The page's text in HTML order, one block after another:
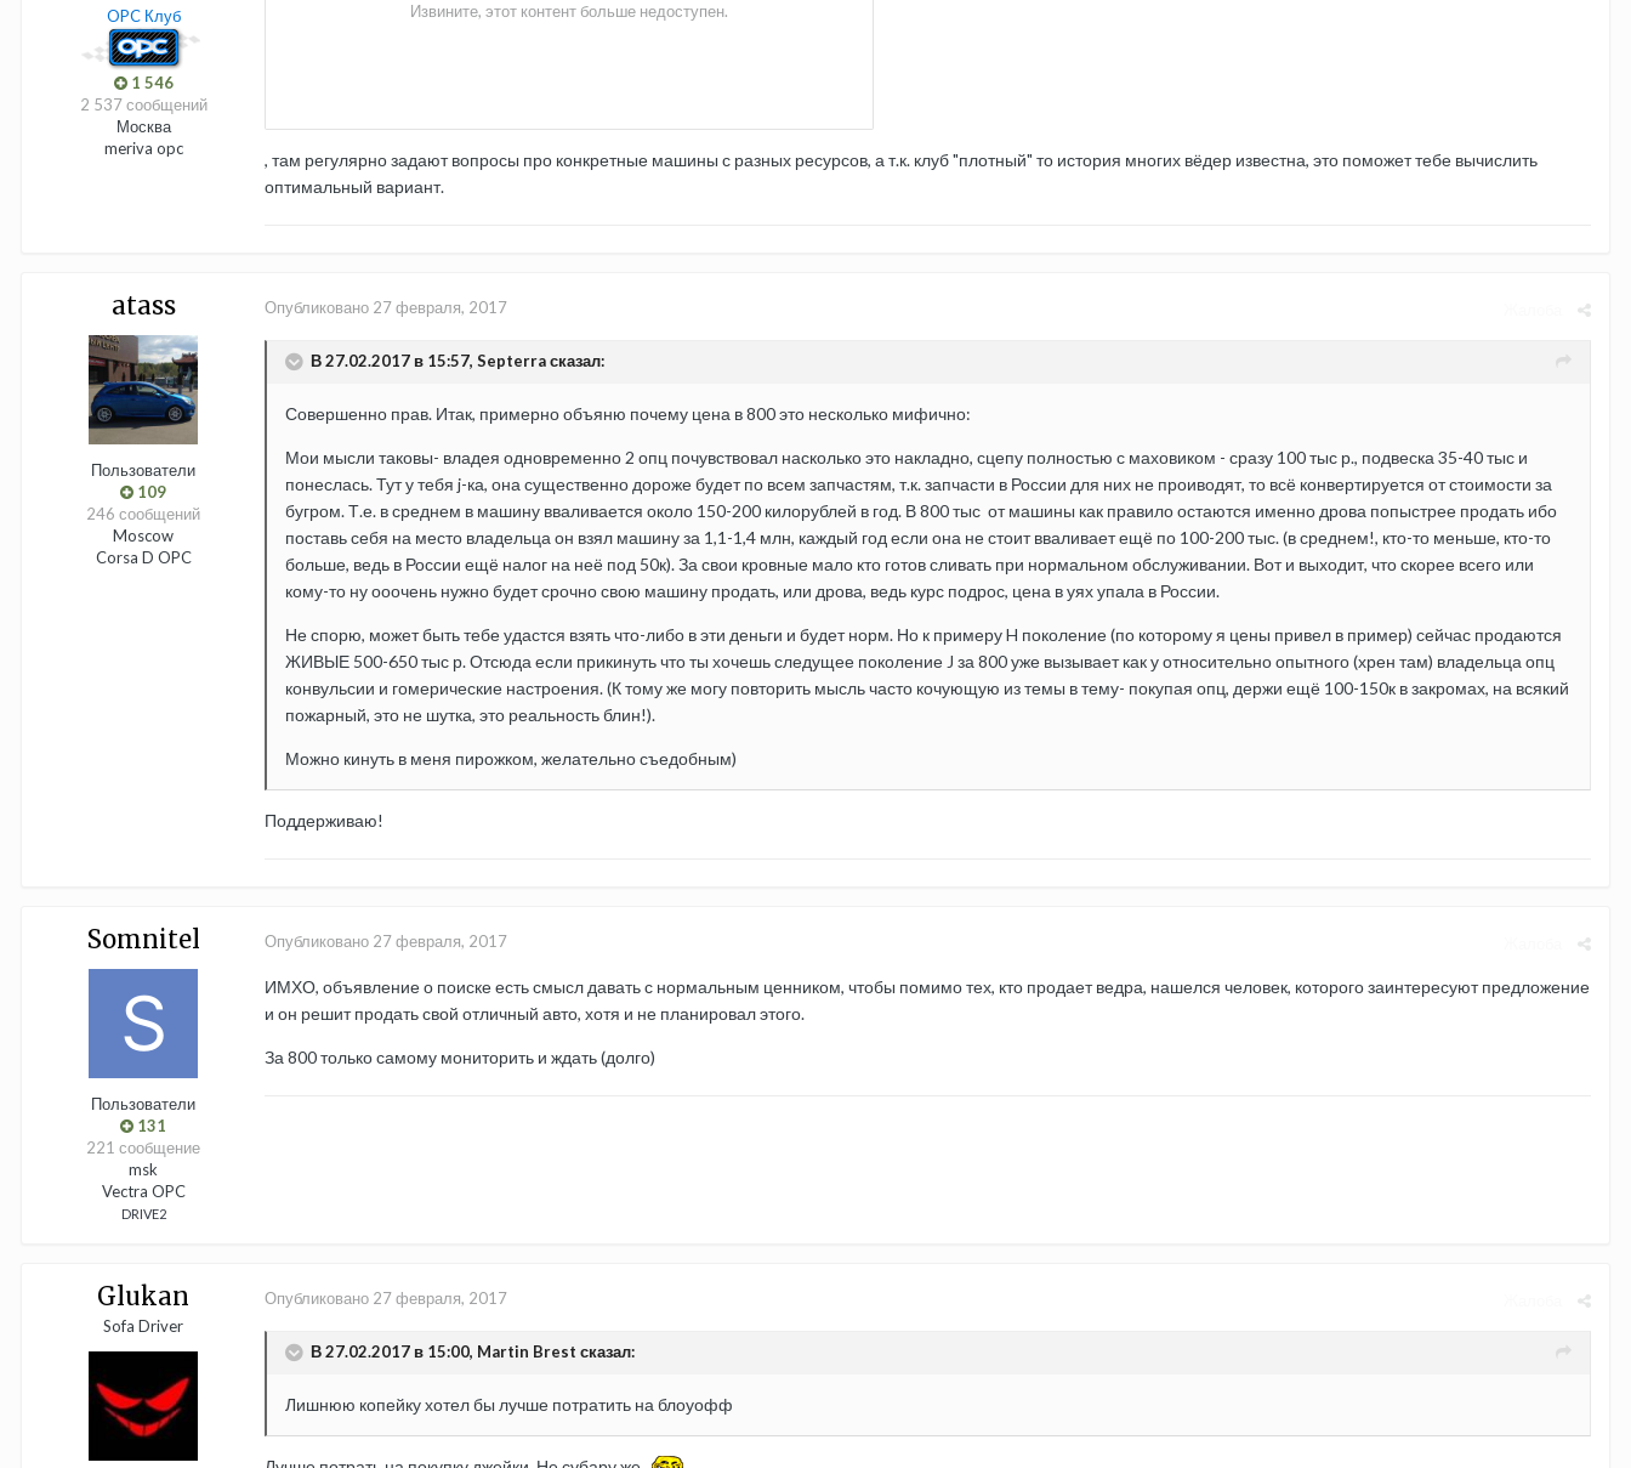
OPC Клуб
1 546
2 537 сообщений
Москва
meriva opc
, там регулярно задают вопросы про конкретные машины с разных ресурсов, а т.к. клуб "плотный" то история многих вёдер известна, это поможет тебе вычислить
оптимальный вариант.
atass
Пользователи
109
246 сообщений
Moscow
Corsa D OPC
Опубликовано 27 февраля, 2017
В 27.02.2017 в 15:57, Septerra сказал:
Совершенно прав. Итак, примерно объяню почему цена в 800 это несколько мифично:
Мои мысли таковы- владея одновременно 2 опц почувствовал насколько это накладно, сцепу полностью с маховиком - сразу 100 тыс р., подвеска 35-40 тыс и
понеслась. Тут у тебя j-ка, она существенно дороже будет по всем запчастям, т.к. запчасти в России для них не проиводят, то всё конвертируется от стоимости за
бугром. Т.е. в среднем в машину вваливается около 150-200 килорублей в год. В 800 тыс от машины как правило остаются именно дрова попыстрее продать ибо
поставь себя на место владельца он взял машину за 1,1-1,4 млн, каждый год если она не стоит вваливает ещё по 100-200 тыс. (в среднем!, кто-то меньше, кто-то
больше, ведь в России ещё налог на неё под 50к). За свои кровные мало кто готов сливать при нормальном обслуживании. Вот и выходит, что скорее всего или
кому-то ну ооочень нужно будет срочно свою машину продать, или дрова, ведь курс подрос, цена в уях упала в России.
Не спорю, может быть тебе удастся взять что-либо в эти деньги и будет норм. Но к примеру H поколение (по которому я цены привел в пример) сейчас продаются
ЖИВЫЕ 500-650 тыс р. Отсюда если прикинуть что ты хочешь следущее поколение J за 800 уже вызывает как у относительно опытного (хрен там) владельца опц
конвульсии и гомерические настроения. (К тому же могу повторить мысль часто кочующую из темы в тему- покупая опц, держи ещё 100-150к в закромах, на всякий
пожарный, это не шутка, это реальность блин!).
Можно кинуть в меня пирожком, желательно съедобным)
Поддерживаю!
Somnitel
Пользователи
131
221 сообщение
msk
Vectra OPC
DRIVE2
Опубликовано 27 февраля, 2017
ИМХО, объявление о поиске есть смысл давать с нормальным ценником, чтобы помимо тех, кто продает ведра, нашелся человек, которого заинтересуют предложение
и он решит продать свой отличный авто, хотя и не планировал этого.
За 800 только самому мониторить и ждать (долго)
Glukan
Sofa Driver
Опубликовано 27 февраля, 2017
В 27.02.2017 в 15:00, Martin Brest сказал:
Лишнюю копейку хотел бы лучше потратить на блоуофф